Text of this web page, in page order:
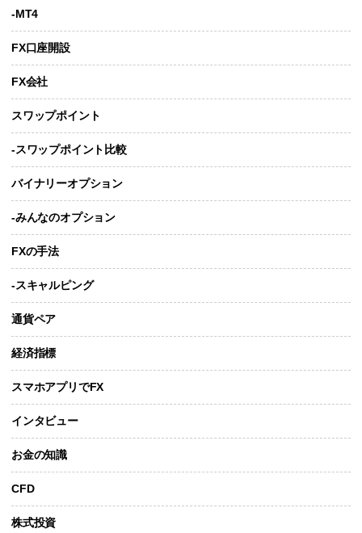
-MT4
FX口座開設
FX会社
スワップポイント
-スワップポイント比較
バイナリーオプション
-みんなのオプション
FXの手法
-スキャルピング
通貨ペア
経済指標
スマホアプリでFX
インタビュー
お金の知識
CFD
株式投資